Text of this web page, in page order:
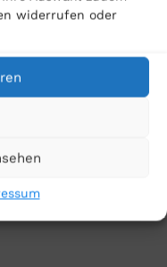
widerrufen oder